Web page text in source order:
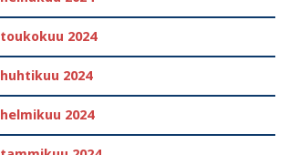
toukokuu 2024
huhtikuu 2024
helmikuu 2024